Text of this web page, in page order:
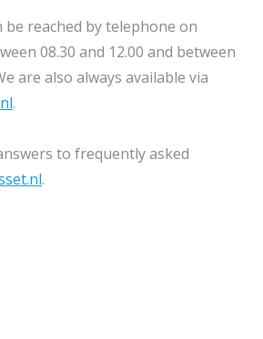
be reached by telephone on
08.30 and 12.00 and between
are also always available via
.
to frequently asked
.